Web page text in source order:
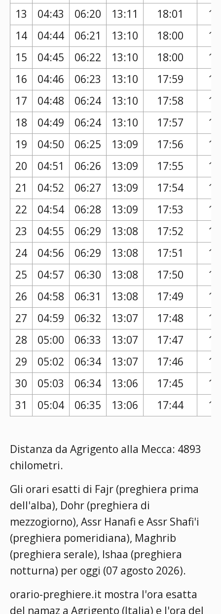
13 04:43 06:20 13:11 18:01
14
04:44 06:21 13:10 18:00
15
04:45 06:22 13:10 18:00
16
04:46 06:23 13:10 17:59
17
04:48 06:24 13:10 17:58
18
04:49 06:24 13:10 17:57
19
04:50 06:25 13:09 17:56
20
04:51 06:26 13:09 17:55
21
04:52 06:27 13:09 17:54
22
04:54 06:28 13:09 17:53
23
04:55 06:29 13:08 17:52
24
04:56 06:29 13:08 17:51
25
04:57 06:30 13:08 17:50
26
04:58 06:31 13:08 17:49
27
04:59 06:32 13:07 17:48
28
05:00 06:33 13:07 17:47
29
05:02 06:34 13:07 17:46
30
05:03 06:34 13:06 17:45
31
05:04 06:35 13:06 17:44
Distanza da Agrigento alla Mecca: 4893
chilometri.
Gli orari esatti di Fajr (preghiera prima
dell'alba), Dohr (preghiera di
mezzogiorno), Assr Hanafi e Assr Shafi'i
(preghiera pomeridiana), Maghrib
(preghiera serale), Ishaa (preghiera
notturna) per oggi (07 agosto 2026).
orario-preghiere.it mostra l'ora esatta
del namaz a Agrigento (Italia) e l'ora del